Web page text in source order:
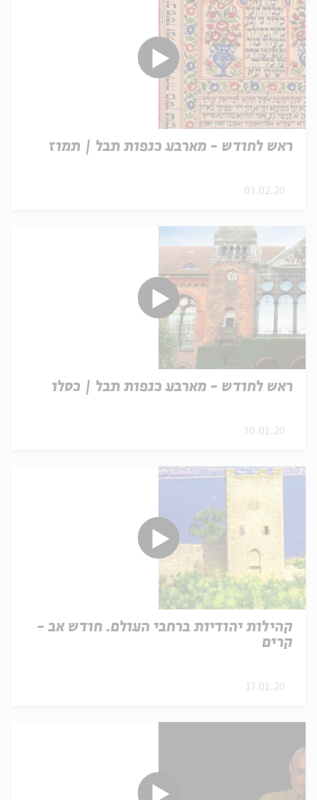
ראש לחודש - מארבע כנפות תבל | תמוז
03.02.20
ראש לחודש - מארבע כנפות תבל | כסלו
30.01.20
קהילות יהודיות ברחבי העולם. חודש אב -
קרים
17.01.20